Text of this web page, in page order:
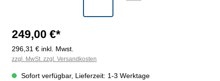
249,00 €*
296,31 € inkl. Mwst.
zzgl. MwSt. zzgl. Versandkosten
Sofort verfügbar, Lieferzeit: 1-3 Werktage